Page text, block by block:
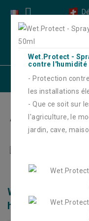

Catégories
Accueil Accessoires
Wet.Protect - Spray
Wet.Protect -
humidité - 50ml
Wet.Protect -
contre l'humidité
- Protection
les installations
- Que ce soit sur
l'agriculture, le
jardin, cave,